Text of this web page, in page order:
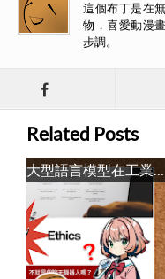
這個布丁是在
物，喜愛動漫
步調。
Related Posts
演講投影片：大型語言模型在工業領域的潛力 / Slide: The Potential of Large Language Models in Industrial Fields